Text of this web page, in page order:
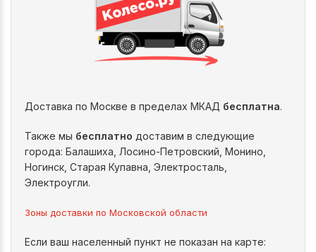
Доставка по Москве в пределах МКАД бесплатна.
Также мы бесплатно доставим в следующие
города: Балашиха, Лосино-Петровский, Монино,
Ногинск, Старая Купавна, Электросталь,
Электроугли.
Зоны доставки по Московской области
Если ваш населенный пункт не показан на карте: